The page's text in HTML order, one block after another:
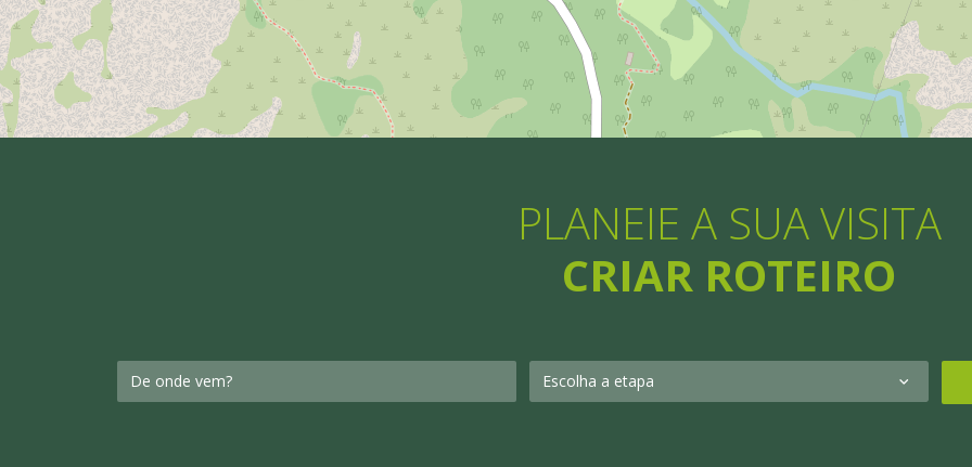
PLANEIE A SUA VISITA
CRIAR ROTEIRO